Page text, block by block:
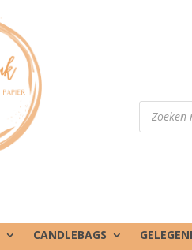
Producten
zoeken
CANDLEBAGS